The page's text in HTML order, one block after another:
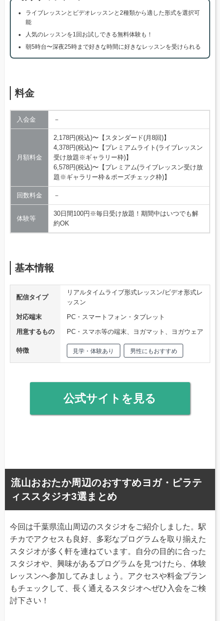
ライブレッスンとビデオレッスンと2種類から適した形式を選択可
能
人気のレッスンを1回お試しできる無料体験も！
朝5時台〜深夜25時まで好きな時間に好きなレッスンを受けられる
料金
入会金 －
月額料金
2,178円(税込)〜【スタンダード(月8回)】
4,378円(税込)〜【プレミアムライト(ライブレッスン
受け放題※ギャラリー枠)】
6,578円(税込)〜【プレミアム(ライブレッスン受け放
題※ギャラリー枠＆ポーズチェック枠)】
回数料金 －
体験等
30日間100円※毎日受け放題！期間中はいつでも解
約OK
基本情報
配信タイプ
リアルタイムライブ形式レッスン/ビデオ形式レ
ッスン
対応端末
PC・スマートフォン・タブレット
用意するもの
PC・スマホ等の端末、ヨガマット、ヨガウェア
特徴 見学・体験あり 男性にもおすすめ
公式サイトを見る
流山おおたか周辺のおすすめヨガ・ピラテ
ィススタジオ3選まとめ
今回は千葉県流山周辺のスタジオをご紹介しました。駅
チカでアクセスも良好、多彩なプログラムを取り揃えた
スタジオが多く軒を連ねています。自分の目的に合った
スタジオや、興味があるプログラムを見つけたら、体験
レッスンへ参加してみましょう。アクセスや料金プラン
もチェックして、長く通えるスタジオへぜひ入会をご検
討下さい！